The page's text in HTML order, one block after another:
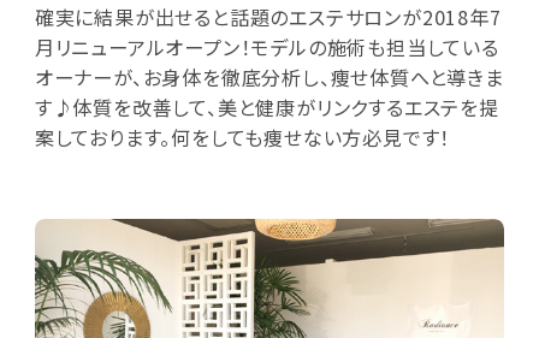
確実に結果が出せると話題のエステサロンが2018年7
月リニューアルオープン！モデルの施術も担当している
オーナーが、お身体を徹底分析し、痩せ体質へと導きま
す♪体質を改善して、美と健康がリンクするエステを提
案しております。何をしても痩せない方必見です！